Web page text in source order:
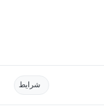
شرایط